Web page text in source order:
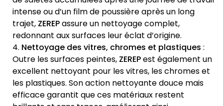
intense ou d’un film de poussière après un long
trajet, ZEREPassure un nettoyage complet,
redonnant aux surfaces leur éclat d’origine.
Nettoyage des vitres, chromes et plastiques :
Outre les surfaces peintes, ZEREPest également un
excellent nettoyant pour les vitres, les chromes et
les plastiques. Son action nettoyante douce mais
efficace garantit que ces matériaux restent